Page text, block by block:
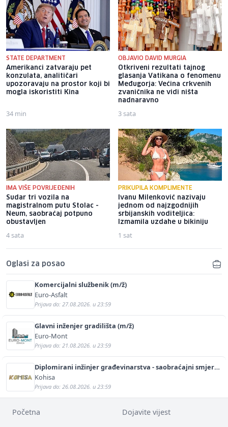
STATE DEPARTMENT
Amerikanci zatvaraju pet
konzulata, analitičari
upozoravaju na prostor koji bi
mogla iskoristiti Kina
34 min
OBJAVIO DAVID MURGIA
Otkriveni rezultati tajnog
glasanja Vatikana o fenomenu
Međugorja: Većina crkvenih
zvaničnika ne vidi ništa
nadnaravno
3 sata
IMA VIŠE POVRIJEĐENIH
Sudar tri vozila na
magistralnom putu Stolac -
Neum, saobraćaj potpuno
obustavljen
4 sata
PRIKUPILA KOMPLIMENTE
Ivanu Milenković nazivaju
jednom od najzgodnijih
srbijanskih voditeljica:
Izmamila uzdahe u bikiniju
1 sat
Oglasi za posao
Komercijalni službenik (m/ž)
Euro-Asfalt
Prijava do: 27.08.2026. u 23:59
Glavni inženjer gradilišta (m/ž)
Euro-Mont
Prijava do: 21.08.2026. u 23:59
Diplomirani inžinjer građevinarstva - saobraćajni smjer
(m/ž)
Kohisa
Prijava do: 26.08.2026. u 23:59
Početna Dojavite vijest